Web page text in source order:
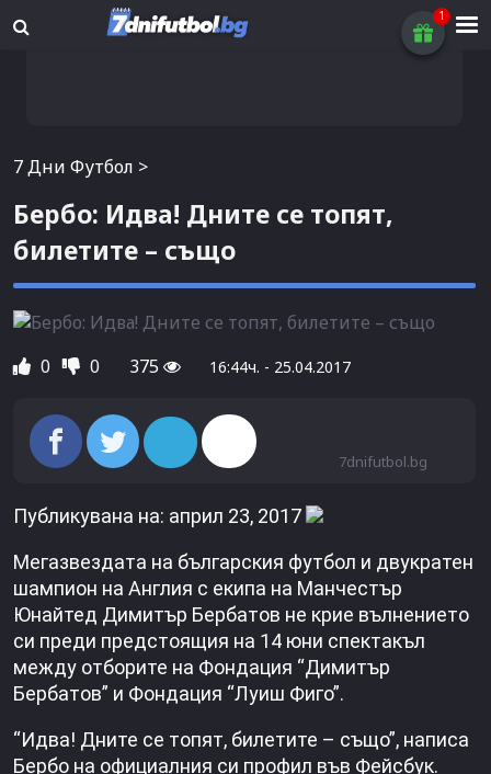
7 Дни Футбол >
Бербо: Идва! Дните се топят,
билетите – също
0 0 375 16:44ч. - 25.04.2017
7dnifutbol.bg
Публикувана на: април 23, 2017
Мегазвездата на българския футбол и двукратен
шампион на Англия с екипа на Манчестър
Юнайтед Димитър Бербатов не крие вълнението
си преди предстоящия на 14 юни спектакъл
между отборите на Фондация “Димитър
Бербатов” и Фондация “Луиш Фиго”.
“Идва! Дните се топят, билетите – също”, написа
Бербо на официалния си профил във Фейсбук.